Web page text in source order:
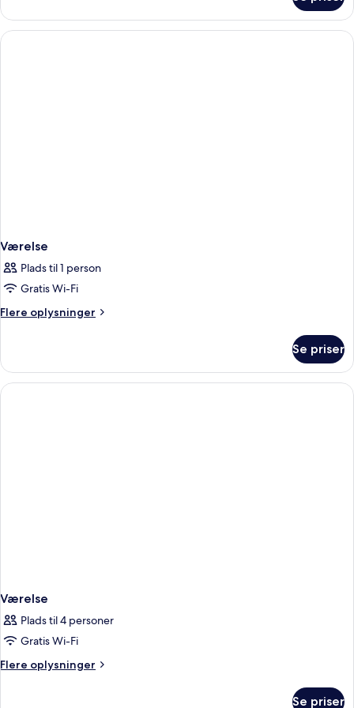
Værelse
Plads til 1 person
Gratis Wi-Fi
Flere oplysninger
Flere
Se priser
Værelse
Plads til 4 personer
Gratis Wi-Fi
Flere oplysninger
Flere
Se priser